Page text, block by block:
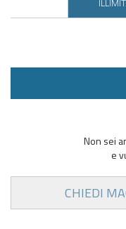
Non sei
e
CHIEDI